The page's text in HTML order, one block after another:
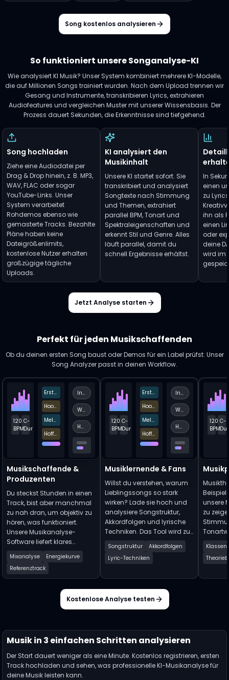
Song kostenlos analysieren
So funktioniert unsere Songanalyse-KI
Wie analysiert KI Musik? Unser System kombiniert mehrere KI-Modelle,
die auf Millionen Songs trainiert wurden. Nach dem Upload trennen wir
Gesang und Instrumente, transkribieren Lyrics, extrahieren
Audiofeatures und vergleichen Muster mit unserer Wissensbasis. Der
Prozess dauert Sekunden, die Erkenntnisse sind tiefgehend.
Song hochladen
Ziehe eine Audiodatei per
Drag & Drop hinein, z. B. MP3,
WAV, FLAC oder sogar
YouTube-Links. Unser
System verarbeitet
Rohdemos ebenso wie
gemasterte Tracks. Bezahlte
Pläne haben keine
Dateigrößenlimits,
kostenlose Nutzer erhalten
großzügige tägliche
Uploads.
KI analysiert den
Musikinhalt
Unsere KI startet sofort. Sie
transkribiert und analysiert
Songtexte nach Stimmung
und Themen, extrahiert
parallel BPM, Tonart und
Spektraleigenschaften und
erkennt Stil und Genre. Alles
läuft parallel, damit du
schnell Ergebnisse erhältst.
In
einen
zu
ihn als
einen
oder
deine
wird im
Jetzt Analyse starten
Perfekt für jeden Musikschaffenden
Ob du deinen ersten Song baust oder Demos für ein Label prüfst: Unser
Song Analyzer passt in deinen Workflow.
120
BPM
C-
Dur
Erste Verszeile
Hook-Anstieg
Melancholische Phrase
Hoffnungsvoller Wechsel
Indie-Pop
Warm
Hohe Energie
Musikschaffende &
Produzenten
Du steckst Stunden in einen
Track, bist aber manchmal
zu nah dran, um objektiv zu
hören, was funktioniert.
Unsere Musikanalyse-
Software liefert klares
Feedback: Energie-Kontrast
im Refrain, emotionale Kurve
der Lyrics und Vergleich von
BPM und Tonart mit Ziel-
Mixanalyse
Energiekurve
Referenztrack
120
BPM
C-
Dur
Erste Verszeile
Hook-Anstieg
Melancholische Phrase
Hoffnungsvoller Wechsel
Indie-Pop
Warm
Hohe Energie
Musiklernende & Fans
Willst du verstehen, warum
Lieblingssongs so stark
wirken? Lade sie hoch und
analysiere Songstruktur,
Akkordfolgen und lyrische
Techniken. Das Tool wird zu
deinem Musiktheorie-Lehrer
und zerlegt komplexe Tracks
in verständliche Elemente.
Songstruktur
Akkordfolgen
Lyric-Techniken
120
BPM
C-
Dur
unsere
zu
Kostenlose Analyse testen
Musik in 3 einfachen Schritten analysieren
Der Start dauert weniger als eine Minute. Kostenlos registrieren, ersten
Track hochladen und sehen, was professionelle KI-Musikanalyse für
deine Musik leisten kann.